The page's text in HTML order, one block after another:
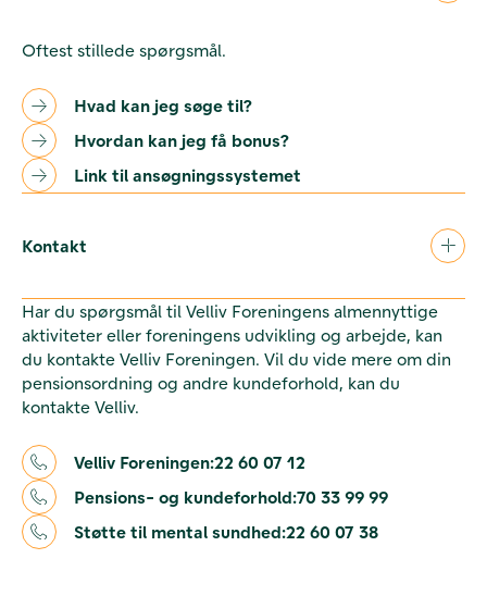
Oftest stillede spørgsmål.
Hvad kan jeg søge til?
Hvordan kan jeg få bonus?
Link til ansøgningssystemet
Kontakt
Har du spørgsmål til Velliv Foreningens almennyttige
aktiviteter eller foreningens udvikling og arbejde, kan
du kontakte Velliv Foreningen. Vil du vide mere om din
pensionsordning og andre kundeforhold, kan du
kontakte Velliv.
Velliv Foreningen:22 60 07 12
Pensions- og kundeforhold:70 33 99 99
Støtte til mental sundhed:22 60 07 38